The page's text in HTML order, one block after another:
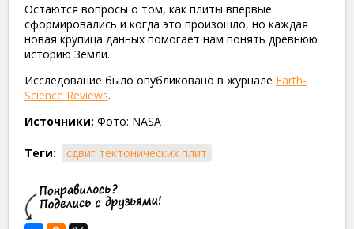
Остаются вопросы о том, как плиты впервые
сформировались и когда это произошло, но каждая
новая крупица данных помогает нам понять древнюю
историю Земли.
Исследование было опубликовано в журнале Earth-
Science Reviews.
Источники: Фото: NASA
Теги: сдвиг тектонических плит